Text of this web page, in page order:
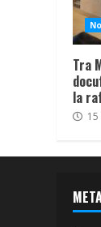
Tra
la